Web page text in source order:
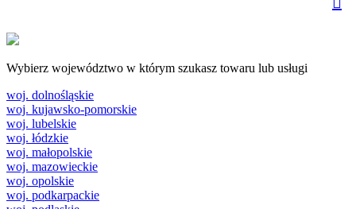
Wybierz województwo w którym szukasz towaru lub usługi
woj. dolnośląskie
woj. kujawsko-pomorskie
woj. lubelskie
woj. łódzkie
woj. małopolskie
woj. mazowieckie
woj. opolskie
woj. podkarpackie